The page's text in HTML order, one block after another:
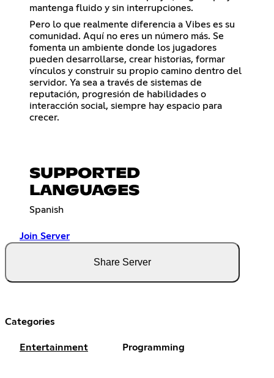
mantenga fluido y sin interrupciones.
Pero lo que realmente diferencia a Vibes es su
comunidad. Aquí no eres un número más. Se
fomenta un ambiente donde los jugadores
pueden desarrollarse, crear historias, formar
vínculos y construir su propio camino dentro del
servidor. Ya sea a través de sistemas de
reputación, progresión de habilidades o
interacción social, siempre hay espacio para
crecer.
SUPPORTED
LANGUAGES
Spanish
Join Server
Share Server
Categories
Entertainment Programming